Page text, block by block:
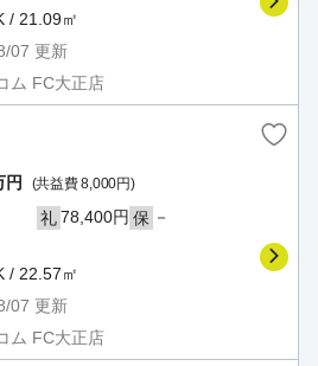
/ 21.09㎡
07 更新
ム FC大正店
円 (共益費 8,000円)
礼78,400円 保 －
/ 22.57㎡
07 更新
ム FC大正店